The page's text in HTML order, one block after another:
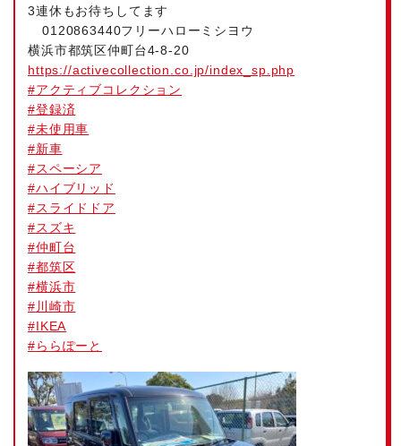
3連休もお待ちしてます
0120863440フリーハローミシヨウ
横浜市都筑区仲町台4-8-20
https://activecollection.co.jp/index_sp.php
#アクティブコレクション
#登録済
#未使用車
#新車
#スペーシア
#ハイブリッド
#スライドドア
#スズキ
#仲町台
#都筑区
#横浜市
# 川崎市
#IKEA
#ららぽーと